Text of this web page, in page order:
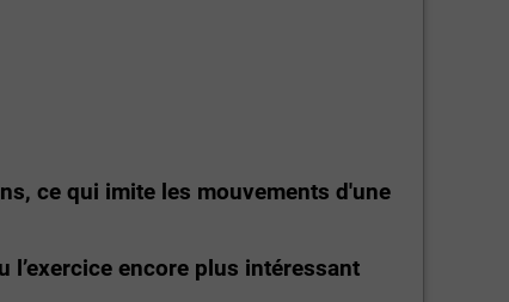
ce qui imite les mouvements d'une
encore plus intéressant